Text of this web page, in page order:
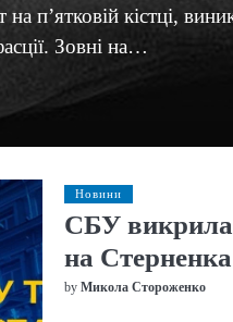
п’ятковій кістці,
Зовні на…
Новини
СБУ викрила
на Стерненка
by Микола Стороженко